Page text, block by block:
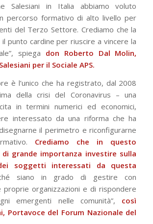
Salesiani in Italia abbiamo voluto
percorso formativo di alto livello per
del Terzo Settore. Crediamo che la
punto cardine per riuscire a vincere la
spiega don Roberto Dal Molin,
per il Sociale APS.
è l’unico che ha registrato, dal 2008
della crisi del Coronavirus – una
in termini numerici ed economici,
interessato da una riforma che ha
il perimetro e riconfigurarne
Crediamo che in questo
grande importanza investire sulla
soggetti interessati da questa
siano in grado di gestire con
proprie organizzazioni e di rispondere
emergenti nelle comunità”, così
Portavoce del Forum Nazionale del